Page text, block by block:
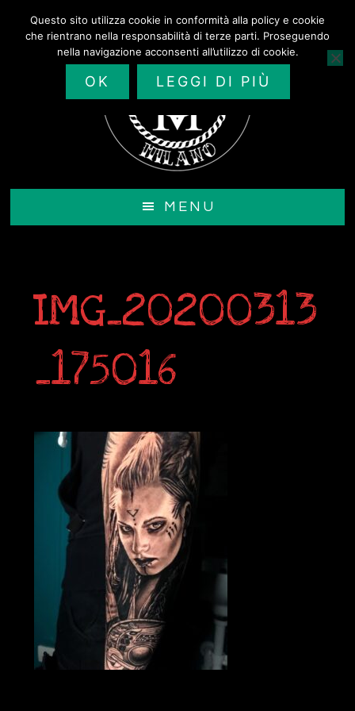
contenuto
MENU
IMG_20200313
_175016
Questo sito utilizza cookie in conformità alla policy e cookie
che rientrano nella responsabilità di terze parti. Proseguendo
nella navigazione acconsenti all’utilizzo di cookie.
OK LEGGI DI PIÙ